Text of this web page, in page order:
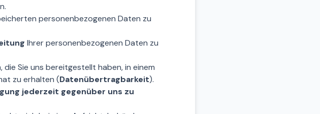
personenbezogenen Daten zu
Ihrer personenbezogenen Daten zu
Sie uns bereitgestellt haben, in einem
zu erhalten (Datenübertragbarkeit).
jederzeit gegenüber uns zu